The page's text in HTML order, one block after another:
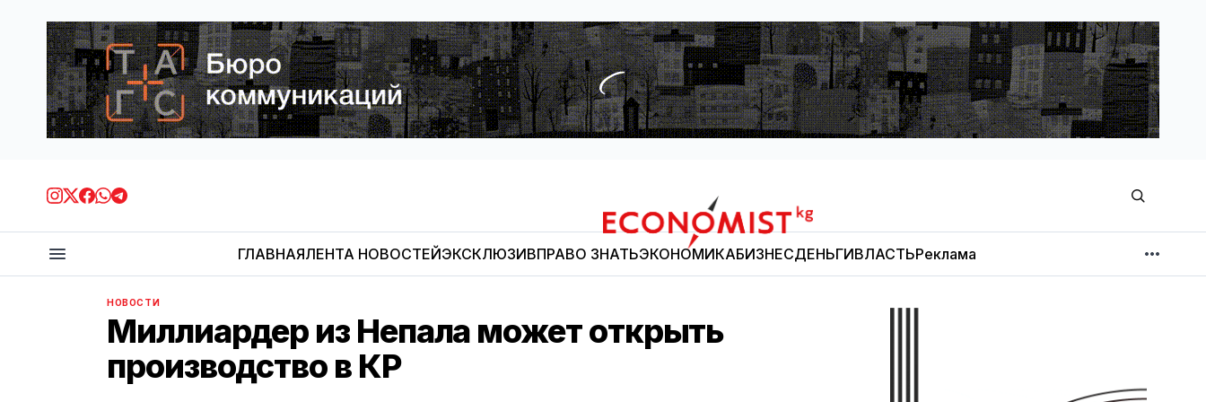
Economist.kg
ГЛАВНАЯЛЕНТА НОВОСТЕЙЭКСКЛЮЗИВПРАВО ЗНАТЬЭКОНОМИКАБИЗНЕСДЕНЬГИВЛАСТЬРеклама
МНЕНИЕ
НОВОСТИ
Миллиардер из Непала может открыть
производство в КР